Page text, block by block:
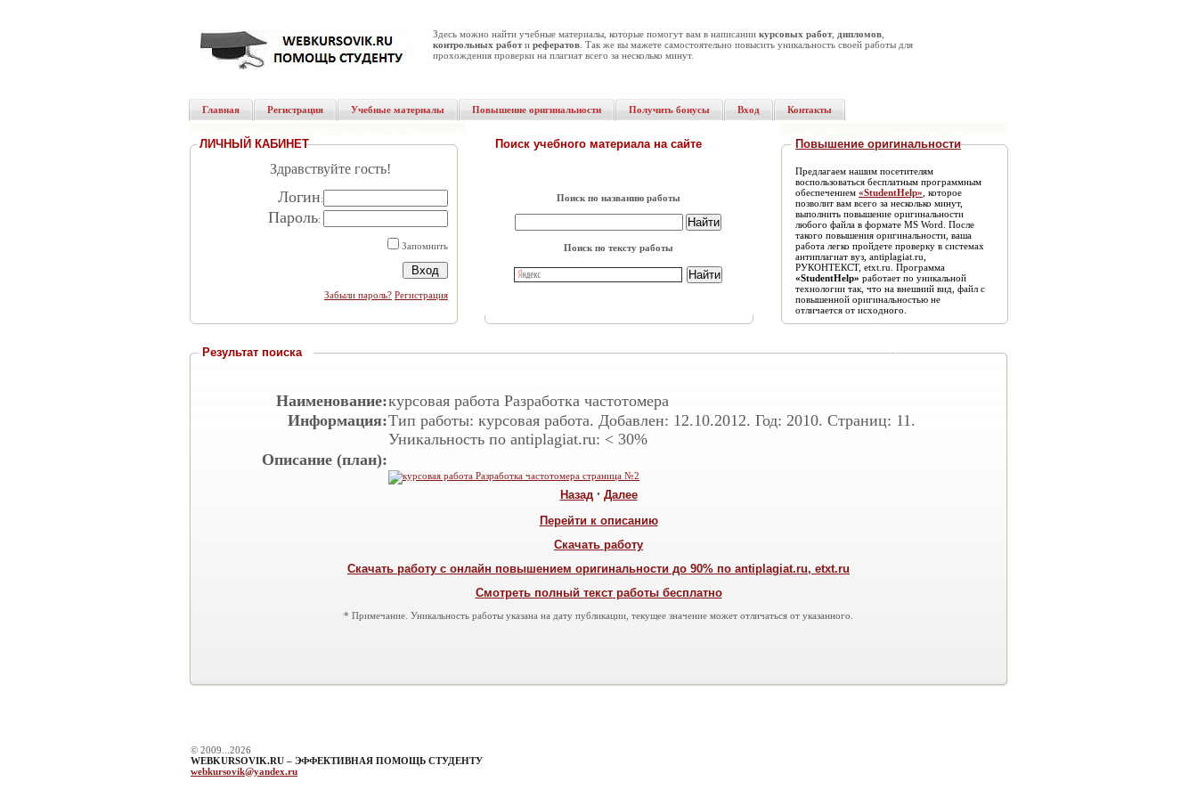
Здесь можно найти учебные материалы, которые помогут вам в написании курсовых работ, дипломов
контрольных работи рефератов . Так же вы мажете самостоятельно повысить уникальность своей работы для
прохождения проверки на плагиат всего за несколько минут.
Главная Регистрация Учебные материалы Повышение оригинальности Получить бонусы Вход Контакты
ЛИЧНЫЙ КАБИНЕТ
Здравствуйте гость!
Логин:
Пароль:
Запомнить
Забыли пароль? Регистрация
Поиск учебного материала на сайте
Поиск по названию работы
Поиск по тексту работы
Повышение оригинальности
Предлагаем нашим посетителям
воспользоваться бесплатным программным
обеспечением «StudentHelp» , которое
позволит вам всего за несколько минут,
выполнить повышение оригинальности
любого файла в формате MS Word. После
такого повышения оригинальности, ваша
работа легко пройдете проверку в системах
антиплагиат вуз, antiplagiat.ru,
РУКОНТЕКСТ, etxt.ru. Программа
«StudentHelp» работает по уникальной
технологии так, что на внешний вид, файл с
повышенной оригинальностью не
отличается от исходного.
Результат поиска
Наименование:курсовая работа Разработка частотомера
Информация:Тип работы: курсовая работа. Добавлен: 12.10.2012. Год: 2010. Страниц: 11.
Уникальность по antiplagiat.ru: < 30%
Описание (план):
Назад • Далее
Перейти к описанию
Скачать работу
Скачать работу с онлайн повышением оригинальности до 90% по antiplagiat.ru, etxt.ru
Смотреть полный текст работы бесплатно
* Примечание. Уникальность работы указана на дату публикации, текущее значение может отличаться от указанного.
© 2009...2026
WEBKURSOVIK.RU – ЭФФЕКТИВНАЯ ПОМОЩЬ СТУДЕНТУ
webkursovik@yandex.ru